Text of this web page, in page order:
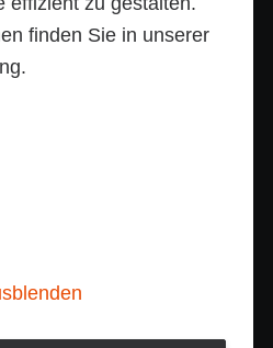
finden Sie in unserer